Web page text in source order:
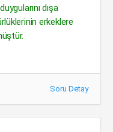
dışa
erkeklere
Soru Detay